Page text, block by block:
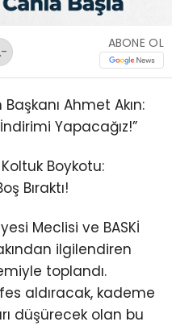
-
ABONE OL
Ahmet Akın:
Yapacağız!”
Boykotu:
Bıraktı!
Meclisi ve BASKİ
ilgilendiren
toplandı.
aldıracak, kademe
düşürecek olan bu